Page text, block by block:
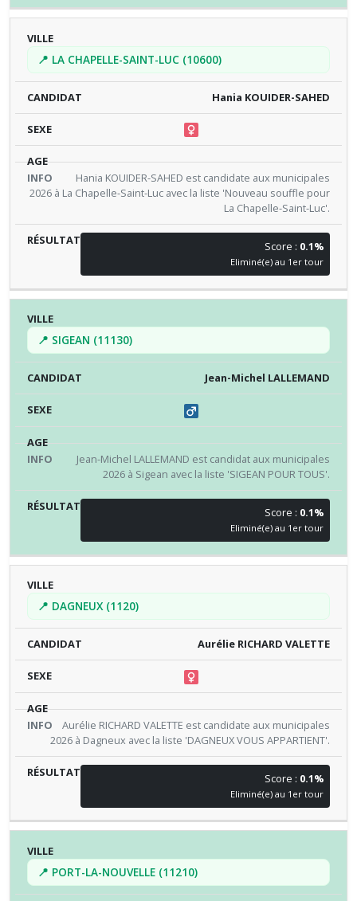
📍 LA CHAPELLE-SAINT-LUC (10600)
Hania KOUIDER-SAHED
Hania KOUIDER-SAHED est candidate aux municipales
2026 à La Chapelle-Saint-Luc avec la liste 'Nouveau souffle pour
La Chapelle-Saint-Luc'.
Score : 0.1%
Eliminé(e) au 1er tour
📍 SIGEAN (11130)
Jean-Michel LALLEMAND
Jean-Michel LALLEMAND est candidat aux municipales
2026 à Sigean avec la liste 'SIGEAN POUR TOUS'.
Score : 0.1%
Eliminé(e) au 1er tour
📍 DAGNEUX (1120)
Aurélie RICHARD VALETTE
Aurélie RICHARD VALETTE est candidate aux municipales
2026 à Dagneux avec la liste 'DAGNEUX VOUS APPARTIENT'.
Score : 0.1%
Eliminé(e) au 1er tour
📍 PORT-LA-NOUVELLE (11210)